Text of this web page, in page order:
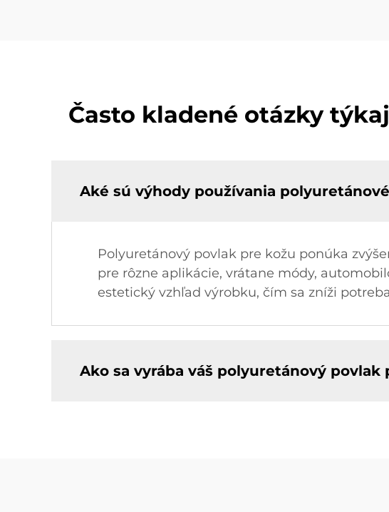
Často kladené otázky
Aké sú výhody používania
Polyuretánový povlak pre kožu ponúka
pre rôzne aplikácie, vrátane módy,
estetický vzhľad výrobku, čím sa zníži
Ako sa vyrába váš polyuretánový povlak